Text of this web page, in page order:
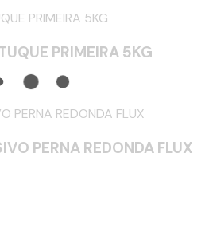
PRIMEIRA 5KG
PERNA REDONDA FLUX